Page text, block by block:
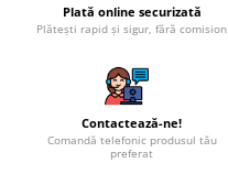
Plată online securizată
Plătești rapid și sigur, fără comision
Contactează-ne!
Comandă telefonic produsul tău
preferat